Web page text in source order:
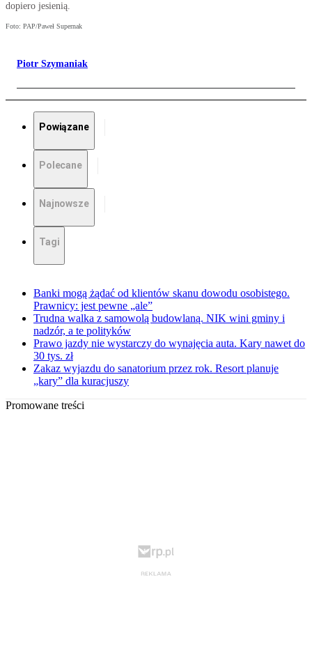
dopiero jesienią.
Foto: PAP/Paweł Supernak
Piotr Szymaniak
Powiązane
Polecane
Najnowsze
Tagi
Banki mogą żądać od klientów skanu dowodu osobistego.
Prawnicy: jest pewne „ale”
Trudna walka z samowolą budowlaną. NIK wini gminy i
nadzór, a te polityków
Prawo jazdy nie wystarczy do wynajęcia auta. Kary nawet do
30 tys. zł
Zakaz wyjazdu do sanatorium przez rok. Resort planuje
„kary” dla kuracjuszy
Promowane treści